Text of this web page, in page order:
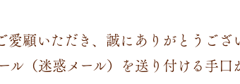
顧いただき、誠にありがとうござ
ル（迷惑メール）を送り付ける手口